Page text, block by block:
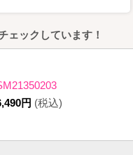
ェックしています！
円 (税込)